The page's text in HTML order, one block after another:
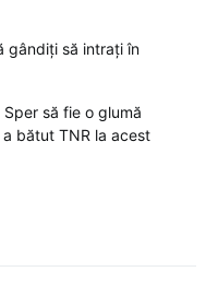
gândiți să intrați în
să fie o glumă
bătut TNR la acest